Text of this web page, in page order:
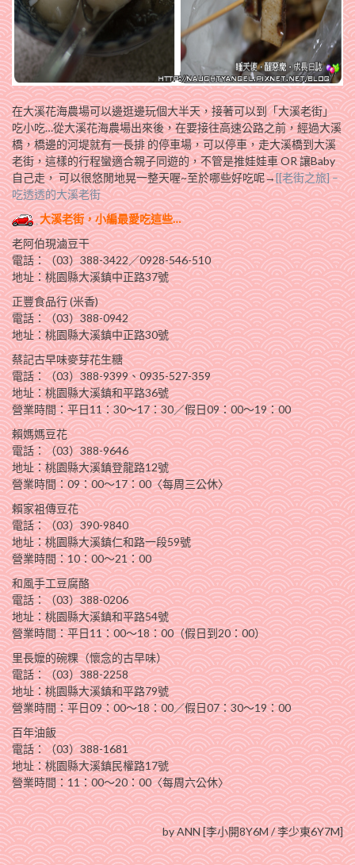
在大溪花海農場可以邊逛邊玩個大半天，接著可以到「大溪老街」
吃小吃…從大溪花海農場出來後，在要接往高速公路之前，經過大溪
橋，橋邊的河堤就有一長排 的停車場，可以停車，走大溪橋到大溪
老街，這樣的行程蠻適合親子同遊的，不管是推娃娃車 OR 讓Baby
自己走， 可以很悠閒地晃一整天喔~至於哪些好吃呢→[[老街之旅] –
吃透透的大溪老街
大溪老街，小編最愛吃這些…
老阿伯現滷豆干
電話：（03）388-3422／0928-546-510
地址：桃園縣大溪鎮中正路37號
正豐食品行 (米香)
電話：（03）388-0942
地址：桃園縣大溪鎮中正路30號
蔡記古早味麥芽花生糖
電話：（03）388-9399、0935-527-359
地址：桃園縣大溪鎮和平路36號
營業時間：平日11：30～17：30／假日09：00～19：00
賴媽媽豆花
電話：（03）388-9646
地址：桃園縣大溪鎮登龍路12號
營業時間：09：00～17：00〈每周三公休〉
賴家袓傳豆花
電話：（03）390-9840
地址：桃園縣大溪鎮仁和路一段59號
營業時間：10：00～21：00
和風手工豆腐酪
電話：（03）388-0206
地址：桃園縣大溪鎮和平路54號
營業時間：平日11：00～18：00（假日到20：00）
里長嬤的碗粿（懷念的古早味）
電話：（03）388-2258
地址：桃園縣大溪鎮和平路79號
營業時間：平日09：00～18：00／假日07：30～19：00
百年油飯
電話：（03）388-1681
地址：桃園縣大溪鎮民權路17號
營業時間：11：00～20：00〈每周六公休〉
by ANN [李小開8Y6M / 李少東6Y7M]